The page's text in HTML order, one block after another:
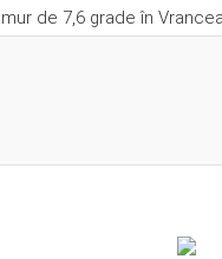
de 7,6 grade în